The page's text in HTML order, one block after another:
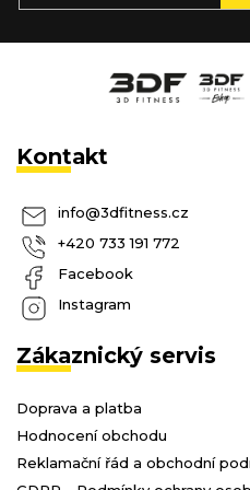
Kontakt
info@3dfitness.cz
+420 733 191 772
Facebook
Instagram
Zákaznický servis
Doprava a platba
Hodnocení obchodu
Reklamační řád a obchodní